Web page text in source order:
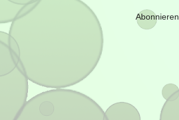
Abonnieren